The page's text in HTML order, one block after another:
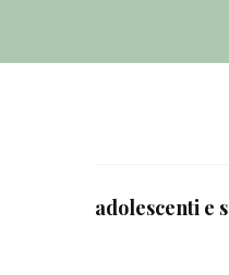
adolescenti e